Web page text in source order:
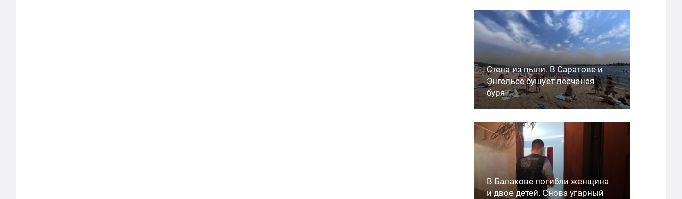
Стена из пыли. В Саратове и
Энгельсе бушует песчаная
буря
В Балакове погибли женщина
и двое детей. Снова угарный